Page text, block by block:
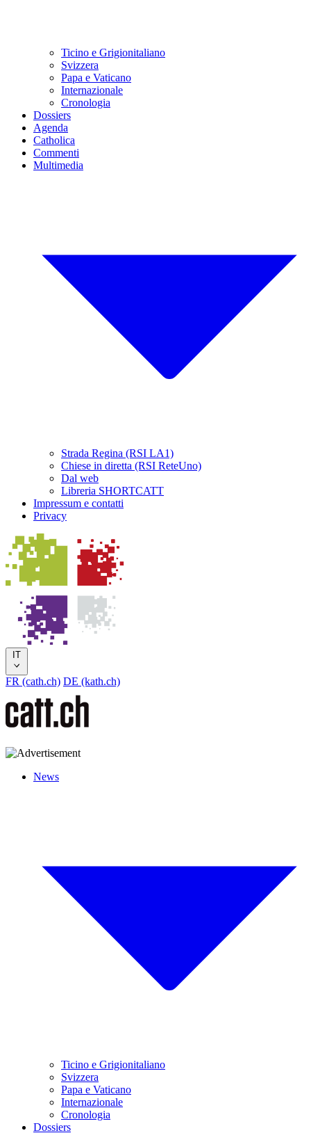
Ticino e Grigionitaliano
Svizzera
Papa e Vaticano
Internazionale
Cronologia
Dossiers
Agenda
Catholica
Commenti
Multimedia
Strada Regina (RSI LA1)
Chiese in diretta (RSI ReteUno)
Dal web
Libreria SHORTCATT
Impressum e contatti
Privacy
IT
FR (cath.ch) DE (kath.ch)
News
Ticino e Grigionitaliano
Svizzera
Papa e Vaticano
Internazionale
Cronologia
Dossiers